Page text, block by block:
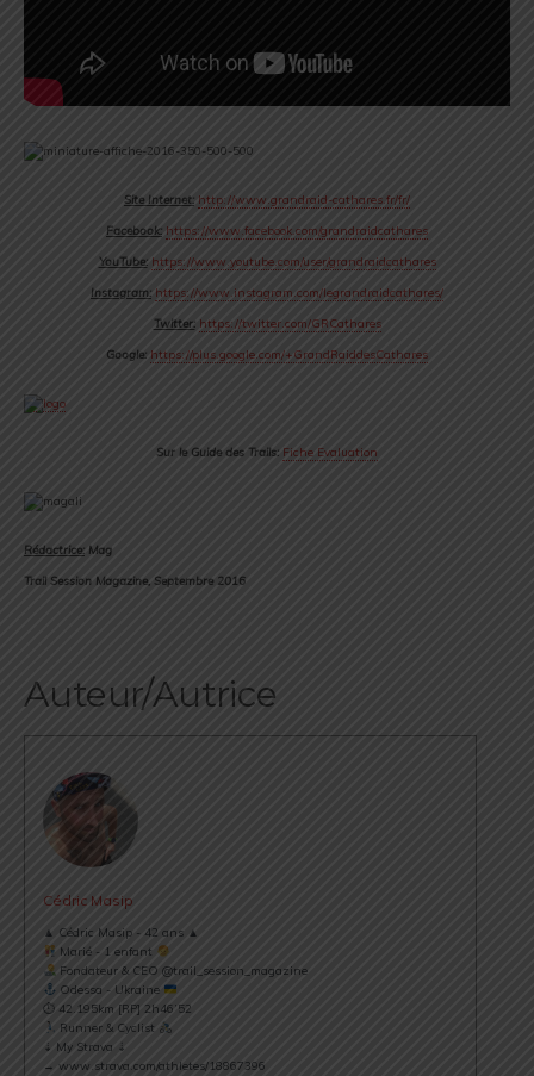
Site Internet: http://www.grandraid-cathares.fr/fr/
Facebook: https://www.facebook.com/grandraidcathares
YouTube: https://www.youtube.com/user/grandraidcathares
Instagram: https://www.instagram.com/legrandraidcathares/
Twitter: https://twitter.com/GRCathares
Google: https://plus.google.com/+GrandRaiddesCathares
Sur le Guide des Trails: Fiche Evaluation
Rédactrice: Mag
Trail Session Magazine, Septembre 2016
Auteur/Autrice
Cédric Masip
▲ Cédric Masip - 42 ans ▲
Marié - 1 enfant
Fondateur & CEO @trail_session_magazine
Odessa - Ukraine
⏱ 42.195km [RP] 2h46’52
Runner & Cyclist
⇣ My Strava ⇣
→ www.strava.com/athletes/18867396